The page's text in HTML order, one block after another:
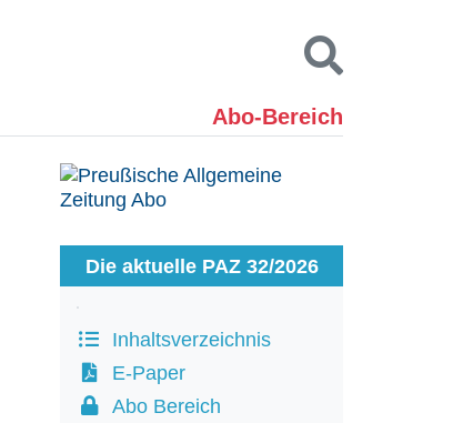
Abo-Bereich
Kontakt
Die aktuelle PAZ 32/2026
Inhaltsverzeichnis
E-Paper
Abo Bereich